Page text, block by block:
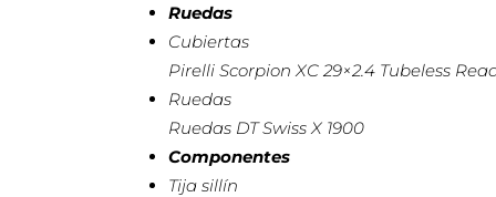
Ruedas
Cubiertas
Pirelli Scorpion XC 29×2.4 Tubeless
Ruedas
Ruedas DT Swiss X 1900
Componentes
Tija sillín